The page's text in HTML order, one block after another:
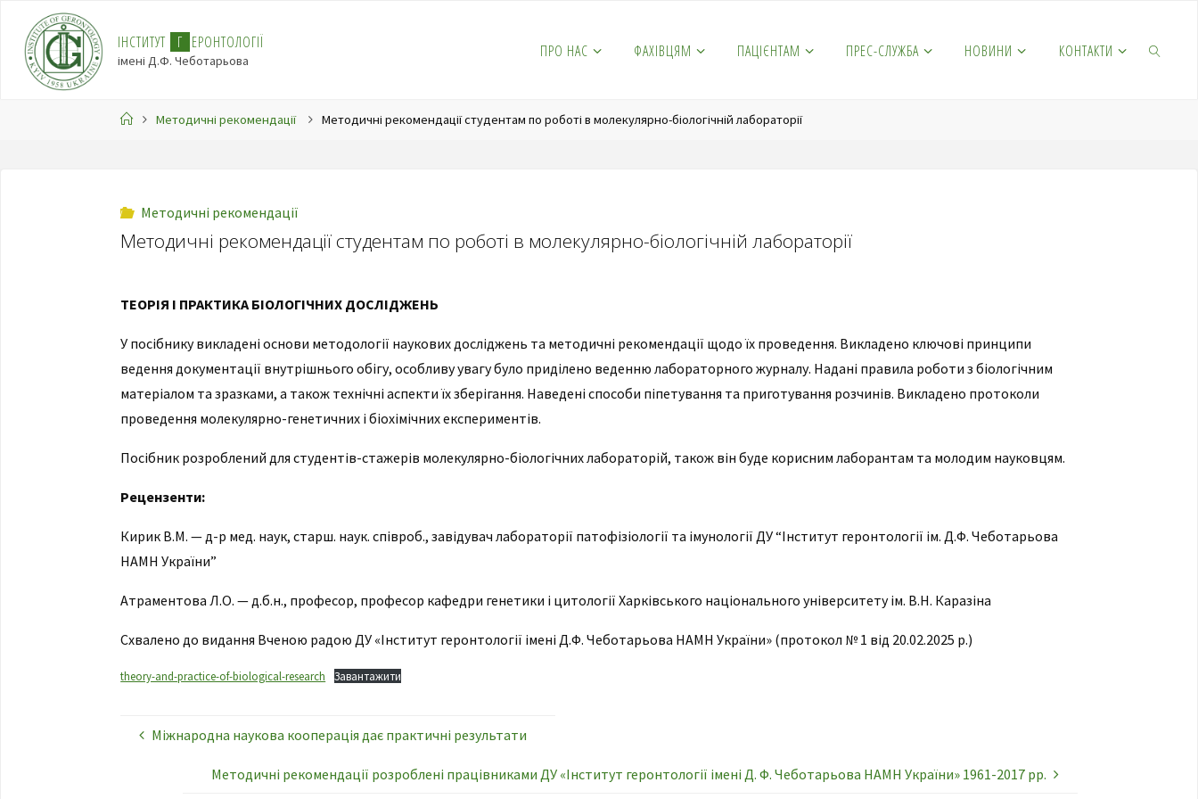
ІНСТИТУТ Г ЕРОНТОЛОГІЇ
імені Д.Ф. Чеботарьова ПРО НАС ФАХІВЦЯМ ПАЦІЄНТАМ ПРЕС-СЛУЖБА НОВИНИ КОНТАКТИ
Методичні рекомендації Методичні рекомендації студентам по роботі в молекулярно-біологічній лабораторії
Методичні рекомендації
Методичні рекомендації студентам по роботі в молекулярно-біологічній лабораторії
ТЕОРІЯ І ПРАКТИКА БІОЛОГІЧНИХ ДОСЛІДЖЕНЬ
У посібнику викладені основи методології наукових досліджень та методичні рекомендації щодо їх проведення. Викладено ключові принципи
ведення документації внутрішнього обігу, особливу увагу було приділено веденню лабораторного журналу. Надані правила роботи з біологічним
матеріалом та зразками, а також технічні аспекти їх зберігання. Наведені способи піпетування та приготування розчинів. Викладено протоколи
проведення молекулярно-генетичних і біохімічних експериментів.
Посібник розроблений для студентів-стажерів молекулярно-біологічних лабораторій, також він буде корисним лаборантам та молодим науковцям.
Рецензенти:
Кирик В.М. — д-р мед. наук, старш. наук. співроб., завідувач лабораторії патофізіології та імунології ДУ “Інститут геронтології ім. Д.Ф. Чеботарьова
НАМН України”
Атраментова Л.О. — д.б.н., професор, професор кафедри генетики і цитології Харківського національного університету ім. В.Н. Каразіна
Схвалено до видання Вченою радою ДУ «Інститут геронтології імені Д.Ф. Чеботарьова НАМН України» (протокол № 1 від 20.02.2025 р.)
theory-and-practice-of-biological-research Завантажити
Міжнародна наукова кооперація дає практичні результати
Методичні рекомендації розроблені працівниками ДУ «Інститут геронтології імені Д. Ф. Чеботарьова НАМН України» 1961-2017 рр.